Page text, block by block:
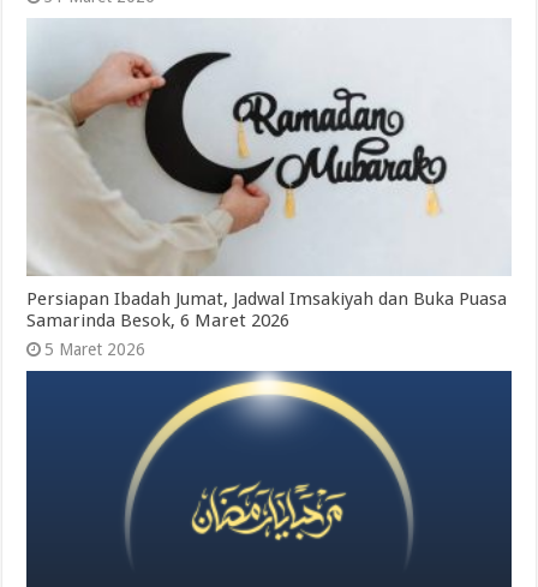
Persiapan Ibadah Jumat, Jadwal Imsakiyah dan Buka Puasa
Samarinda Besok, 6 Maret 2026
5 Maret 2026